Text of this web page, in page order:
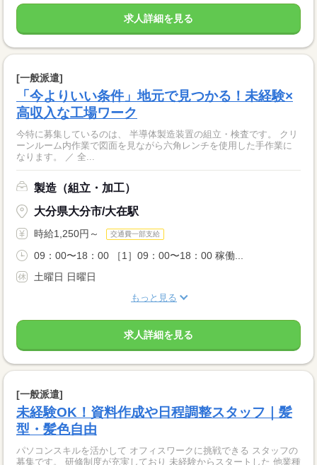
求人詳細を見る
[一般派遣]
「今よりいい条件」地元で見つかる！未経験×
高収入な工場ワーク
今特に募集しているのは、 半導体製造装置の組立・検査です。 クリ
ーンルーム内作業で図面を見ながら六角レンチを使用した手作業に
なります。 ／ 全...
製造（組立・加工）
大分県大分市/大在駅
時給1,250円～ 交通費一部支給
09：00〜18：00 ［1］09：00〜18：00 稼働...
土曜日 日曜日
もっと見る
求人詳細を見る
[一般派遣]
未経験OK！資料作成や日程調整スタッフ｜髪
型・髪色自由
パソコンスキルを活かして オフィスワークに挑戦できる スタッフの
募集です。 研修制度が充実しており 未経験からスタートした 他業種